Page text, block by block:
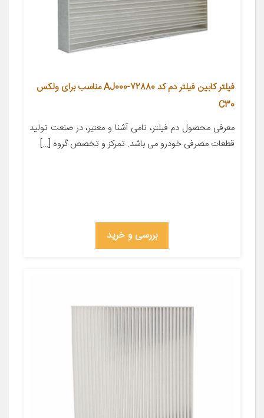
فیلتر کابین فیلتر دم کد 72880-AJ000 مناسب برای ولکس
C30
معرفی محصول دم فیلتر، نامی آشنا و معتبر، در صنعت تولید
قطعات مصرفی خودرو می باشد. تمرکز و تخصص گروه […]
بررسی و خرید